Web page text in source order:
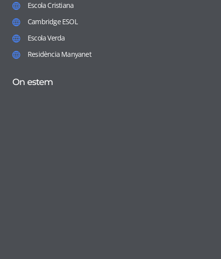
Escola Cristiana
Cambridge ESOL
Escola Verda
Residència Manyanet
On estem